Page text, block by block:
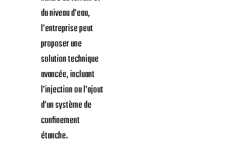
du niveau d’eau,
l’entreprise peut
proposer une
solution technique
avancée, incluant
l’injection ou l’ajout
d’un système de
confinement
étanche.